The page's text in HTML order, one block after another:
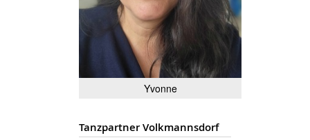
Yvonne
Tanzpartner Volkmannsdorf